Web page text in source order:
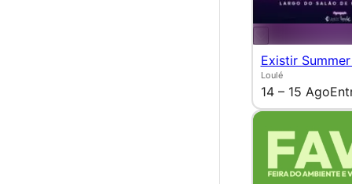
Existir
Loulé
14 – 15 Ago